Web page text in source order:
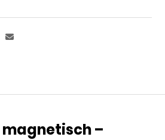
magnetisch –